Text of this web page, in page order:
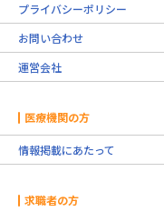
プライバシーポリシー
お問い合わせ
運営会社
医療機関の方
情報掲載にあたって
求職者の方